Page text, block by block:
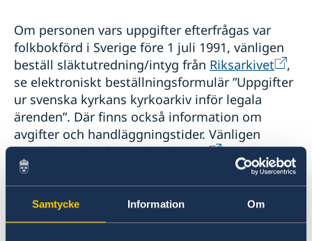
Samtycke Information Om
Om personen vars uppgifter efterfrågas var
folkbokförd i Sverige före 1 juli 1991, vänligen
beställ släktutredning/intyg från Riksarkivet
,
se elektroniskt beställningsformulär ”Uppgifter
ur svenska kyrkans kyrkoarkiv inför legala
ärenden”. Där finns också information om
avgifter och handläggningstider. Vänligen
kontaktaRiksarkivets kundtjänst
om du
behöver ytterligare information.
Om personen vars uppgifter efterfrågas har
varit folkbokförd i Sverige efter 1 juli 1991,